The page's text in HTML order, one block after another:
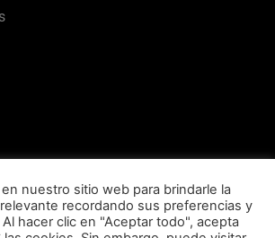
nuestro sitio web para brindarle la
recordando sus preferencias y
hacer clic en "Aceptar todo", acepta